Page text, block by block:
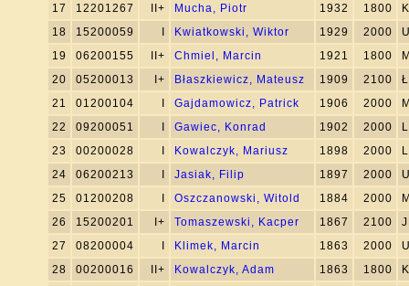
17
12201267 II+ Mucha, Piotr 1932 1800
18
15200059 Kwiatkowski, Wiktor 1929 2000
19
06200155 II+ Chmiel, Marcin 1921 1800
20
05200013 I+ Błaszkiewicz, Mateusz 1909 2100
21
01200104 Gajdamowicz, Patrick 1906 2000
22
09200051 Gawiec, Konrad 1902 2000
23
00200028 Kowalczyk, Mariusz 1898 2000
24
06200213 Jasiak, Filip 1897 2000
25
01200208 Oszczanowski, Witold 1884 2000
26
15200201 I+ Tomaszewski, Kacper 1867 2100
27
08200004 Klimek, Marcin 1863 2000
28
00200016 II+ Kowalczyk, Adam 1863 1800